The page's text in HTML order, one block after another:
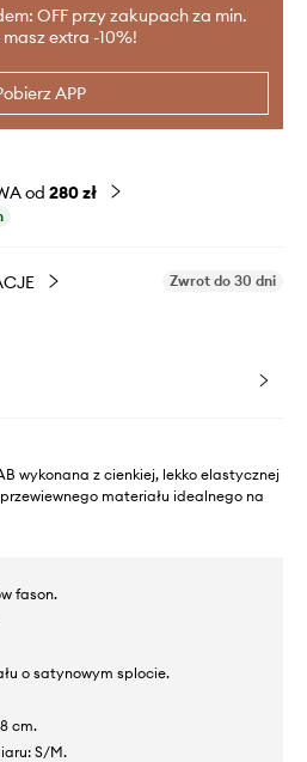
OFF przy zakupach za min.
extra -10%!
APP
od 280 zł
Zwrot do 30 dni
wykonana z cienkiej, lekko elastycznej
materiału idealnego na
fason.
o satynowym splocie.
cm.
S/M.